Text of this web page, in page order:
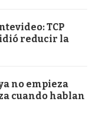
TCP
reducir la
no empieza
cuando hablan